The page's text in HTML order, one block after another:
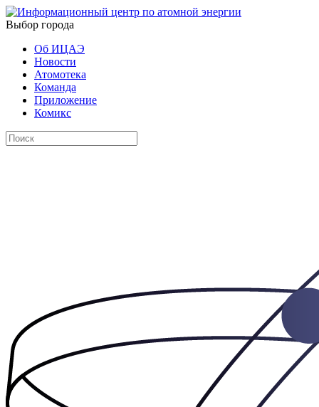
Выбор города
Об ИЦАЭ
Новости
Атомотека
Команда
Приложение
Комикс